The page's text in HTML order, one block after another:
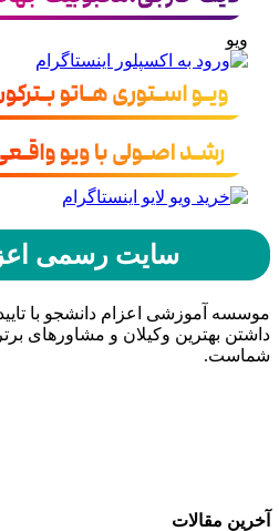
ویو
سایت رسمی
موسسه آموزشی اعزام دانشجو با
داشتن بهترین وکیلان و مشاورهای
شماست.
آخرین مقالات